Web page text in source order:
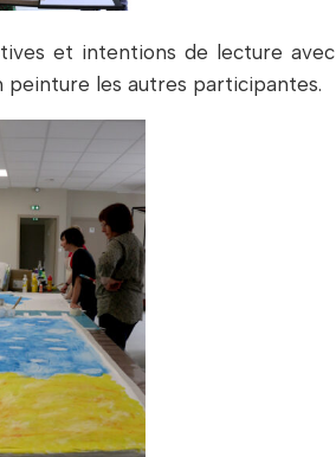
et intentions de lecture avec
les autres participantes.